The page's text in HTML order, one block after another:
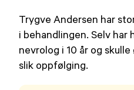
Trygve Andersen har
i behandlingen. Selv har
nevrolog i 10 år og
slik oppfølging.